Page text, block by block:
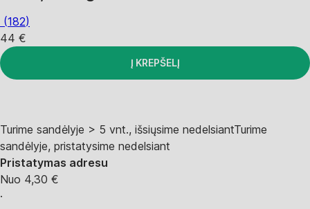
(182)
44 €
Į KREPŠELĮ
Turime sandėlyje > 5 vnt., išsiųsime nedelsiantTurime
sandėlyje, pristatysime nedelsiant
Pristatymas adresu
Nuo 4,30 €
·